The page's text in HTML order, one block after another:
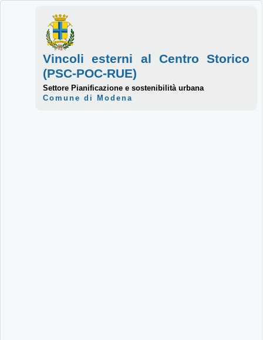
Vincoli esterni al Centro Storico
(PSC-POC-RUE)
Settore Pianificazione e sostenibilità urbana
Comune di Modena